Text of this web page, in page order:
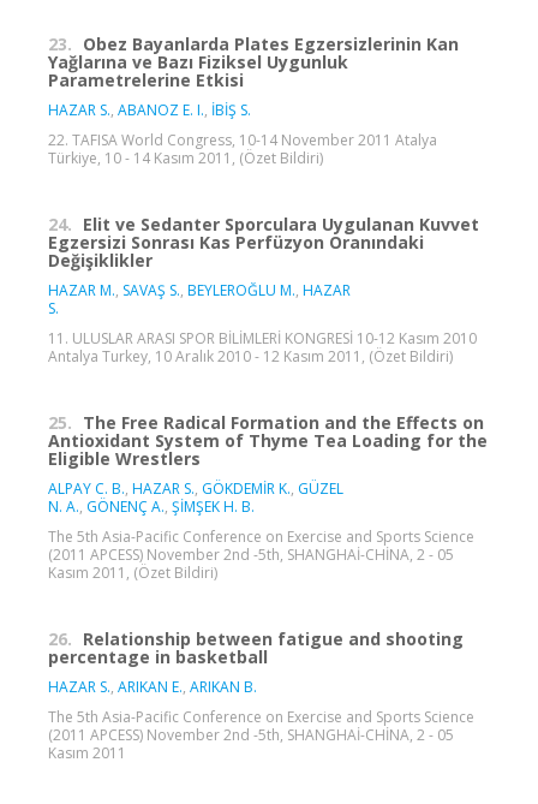
23. Obez Bayanlarda Plates Egzersizlerinin Kan
Yağlarına ve Bazı Fiziksel Uygunluk
Parametrelerine Etkisi
HAZAR S., ABANOZ E. I., İBİŞ S.
22. TAFISA World Congress, 10-14 November 2011 Atalya
Türkiye, 10 - 14 Kasım 2011, (Özet Bildiri)
24. Elit ve Sedanter Sporculara Uygulanan Kuvvet
Egzersizi Sonrası Kas Perfüzyon Oranındaki
Değişiklikler
HAZAR M., SAVAŞ S., BEYLEROĞLU M., HAZAR
S.
11. ULUSLAR ARASI SPOR BİLİMLERİ KONGRESİ 10-12 Kasım 2010
Antalya Turkey, 10 Aralık 2010 - 12 Kasım 2011, (Özet Bildiri)
25. The Free Radical Formation and the Effects on
Antioxidant System of Thyme Tea Loading for the
Eligible Wrestlers
ALPAY C. B., HAZAR S., GÖKDEMİR K., GÜZEL
N. A., GÖNENÇ A., ŞİMŞEK H. B.
The 5th Asia-Pacific Conference on Exercise and Sports Science
(2011 APCESS) November 2nd -5th, SHANGHAİ-CHİNA, 2 - 05
Kasım 2011, (Özet Bildiri)
26. Relationship between fatigue and shooting
percentage in basketball
HAZAR S., ARIKAN E., ARIKAN B.
The 5th Asia-Pacific Conference on Exercise and Sports Science
(2011 APCESS) November 2nd -5th, SHANGHAİ-CHİNA, 2 - 05
Kasım 2011